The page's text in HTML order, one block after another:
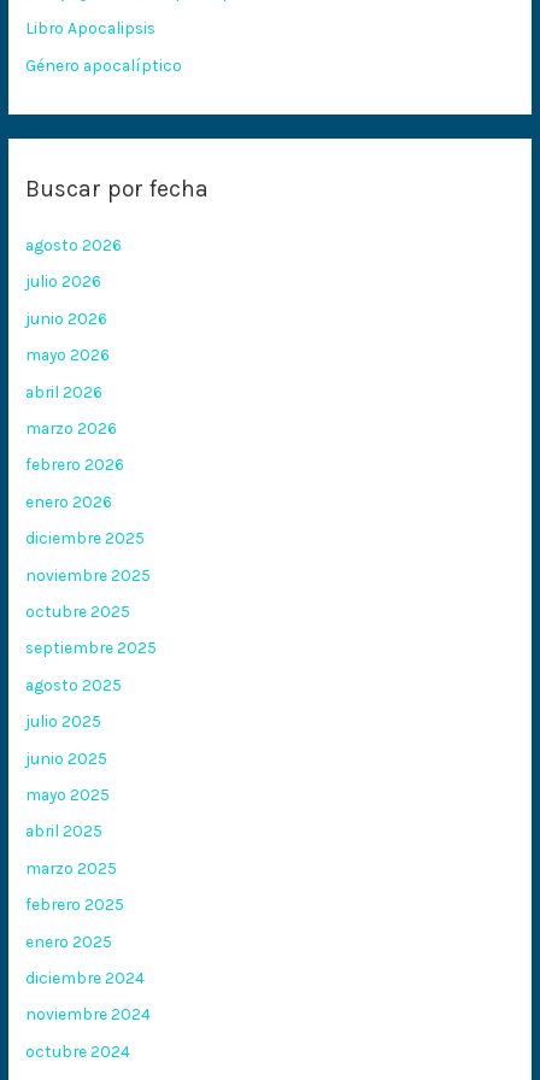
:Libro Apocalipsis
Género apocalíptico
Buscar por fecha
agosto 2026
julio 2026
junio 2026
mayo 2026
abril 2026
marzo 2026
febrero 2026
enero 2026
diciembre 2025
noviembre 2025
octubre 2025
septiembre 2025
agosto 2025
julio 2025
junio 2025
mayo 2025
abril 2025
marzo 2025
febrero 2025
enero 2025
diciembre 2024
noviembre 2024
octubre 2024